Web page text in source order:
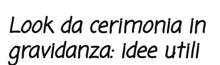
Look da cerimonia in
gravidanza: idee utili